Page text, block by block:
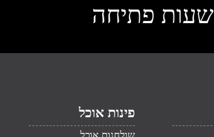
שעות פתיחה
פינות אוכל